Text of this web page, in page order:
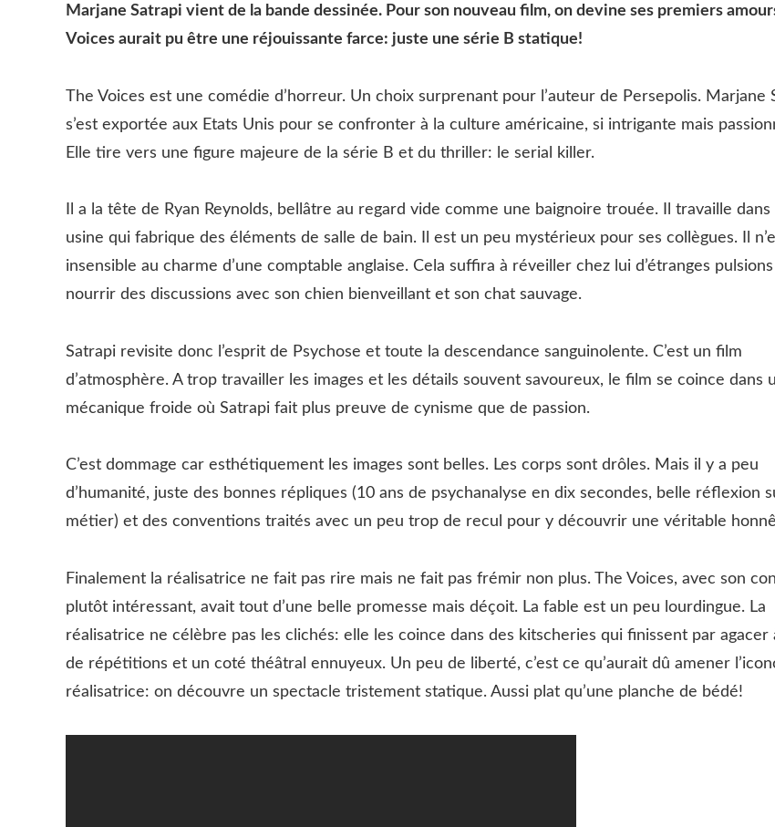
Marjane Satrapi vient de la bande dessinée. Pour son nouveau film, on devine ses premiers
Voices aurait pu être une réjouissante farce: juste une série B statique!
The Voices est une comédie d’horreur. Un choix surprenant pour l’auteur de Persepolis. Marjane
s’est exportée aux Etats Unis pour se confronter à la culture américaine, si intrigante mais
Elle tire vers une figure majeure de la série B et du thriller: le serial killer.
Il a la tête de Ryan Reynolds, bellâtre au regard vide comme une baignoire trouée. Il travaille dans
usine qui fabrique des éléments de salle de bain. Il est un peu mystérieux pour ses collègues. Il
insensible au charme d’une comptable anglaise. Cela suffira à réveiller chez lui d’étranges
nourrir des discussions avec son chien bienveillant et son chat sauvage.
Satrapi revisite donc l’esprit de Psychose et toute la descendance sanguinolente. C’est un film
d’atmosphère. A trop travailler les images et les détails souvent savoureux, le film se coince dans
mécanique froide où Satrapi fait plus preuve de cynisme que de passion.
C’est dommage car esthétiquement les images sont belles. Les corps sont drôles. Mais il y a peu
d’humanité, juste des bonnes répliques (10 ans de psychanalyse en dix secondes, belle réflexion
métier) et des conventions traités avec un peu trop de recul pour y découvrir une véritable
Finalement la réalisatrice ne fait pas rire mais ne fait pas frémir non plus. The Voices, avec son
plutôt intéressant, avait tout d’une belle promesse mais déçoit. La fable est un peu lourdingue. La
réalisatrice ne célèbre pas les clichés: elle les coince dans des kitscheries qui finissent par agacer
de répétitions et un coté théâtral ennuyeux. Un peu de liberté, c’est ce qu’aurait dû amener
réalisatrice: on découvre un spectacle tristement statique. Aussi plat qu’une planche de bédé!